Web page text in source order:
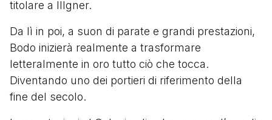
titolare a Illgner.
Da lì in poi, a suon di parate e grandi prestazioni,
Bodo inizierà realmente a trasformare
letteralmente in oro tutto ciò che tocca.
Diventando uno dei portieri di riferimento della
fine del secolo.